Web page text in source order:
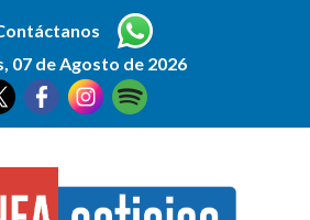
07 de Agosto de 2026